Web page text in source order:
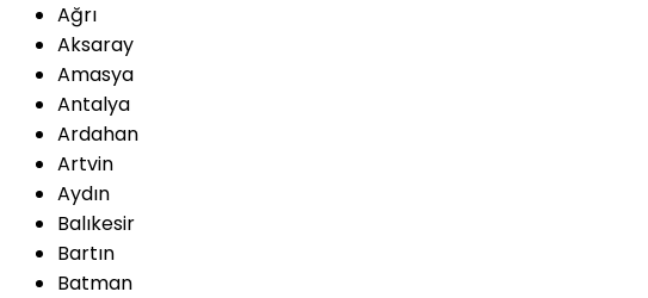
Ağrı
Aksaray
Amasya
Antalya
Ardahan
Artvin
Aydın
Balıkesir
Bartın
Batman